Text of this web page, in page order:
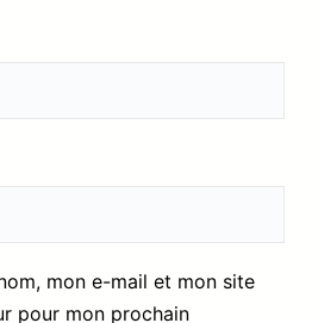
mon e-mail et mon site
pour mon prochain